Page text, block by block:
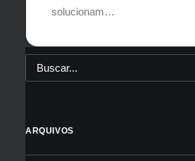
solucionam…
ARQUIVOS